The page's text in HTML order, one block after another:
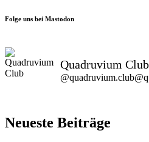
Folge uns bei Mastodon
Quadruvium Club
Neueste Beiträge